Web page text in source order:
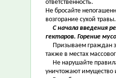
ответственность.
Не бросайте
возгорание сухой травы.
С начала введения
гектаров. Горение
Призываем граждан
также в местах
Не нарушайте
уничтожают имущество